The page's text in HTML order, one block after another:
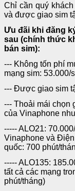
Chỉ cần quý
và được giao sim
Ưu đãi khi đăng
sau (chính thức
bán sim):
--- Không tốn phí
mạng sim: 53.000/
--- Được giao sim
--- Thoải mái chọn
của Vinaphone
----- ALO21:
Vinaphone và
quốc: 700 phút/
----- ALO135:
tất cả các mạng
phút/tháng)